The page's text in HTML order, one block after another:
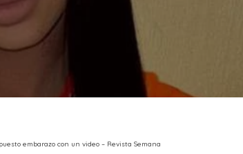
embarazo con un video – Revista Semana